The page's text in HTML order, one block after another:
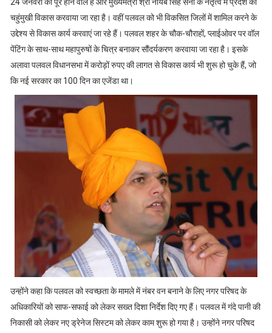
चहुंमुखी विकास करवाया जा रहा है। वहीं पलवल को भी विकसित जिलों में शामिल करने के
उद्देश्य से विकास कार्य करवाएं जा रहे हैं। पलवल शहर के चौक-चौराहों, प्लाईओवर पर वॉल
पेंटिंग के साथ-साथ महापुरुषों के चित्र बनाकर सौंदर्यकरण करवाया जा रहा है। इसके
अलावा पलवल विधानसभा में करोड़ों रुपए की लागत से विकास कार्य भी शुरू हो चुके हैं, जो
कि नई सरकार का 100 दिन का एजेंडा था।
उन्होंने कहा कि पलवल को स्वच्छता के मामले में नंबर वन बनाने के लिए नगर परिषद के
अधिकारियों को साफ-सफाई को लेकर सख्त दिशा निर्देश दिए गए हैं। पलवल में गंदे पानी की
निकासी को लेकर नए ड्रेनेज सिस्टम को लेकर काम शुरू हो गया है। उन्होंने नगर परिषद